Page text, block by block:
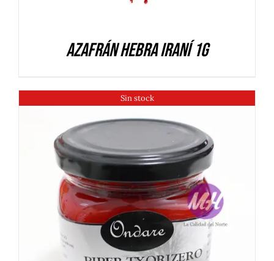
Azafrán hebra iraní 1g
Sin stock
DETALLES